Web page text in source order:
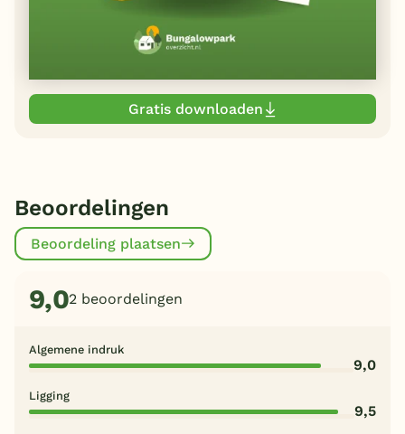
Gratis downloaden
Beoordelingen
Beoordeling plaatsen
9,02 beoordelingen
Algemene indruk
9,0
Ligging
9,5